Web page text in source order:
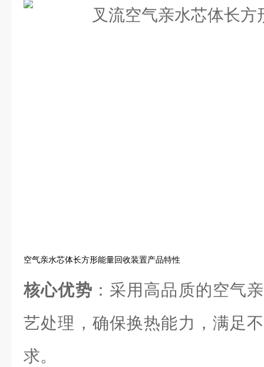
空气亲水芯体长方形能量回收装置产品特性
核心优势 ：采用高品质的空气
艺处理，确保换热能力，满足
求。